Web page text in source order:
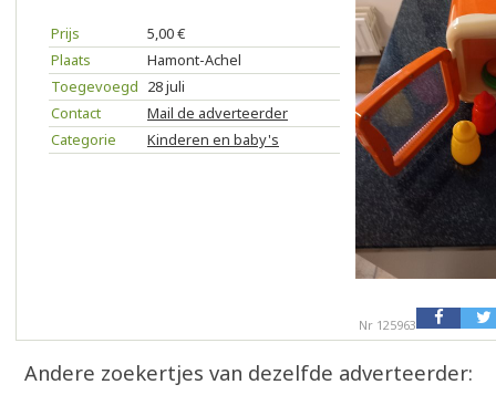
Prijs
5,00 €
Plaats
Hamont-Achel
Toegevoegd 28 juli
Contact
Mail de adverteerder
Categorie
Kinderen en baby's
Nr 125963
Andere zoekertjes van dezelfde adverteerder: